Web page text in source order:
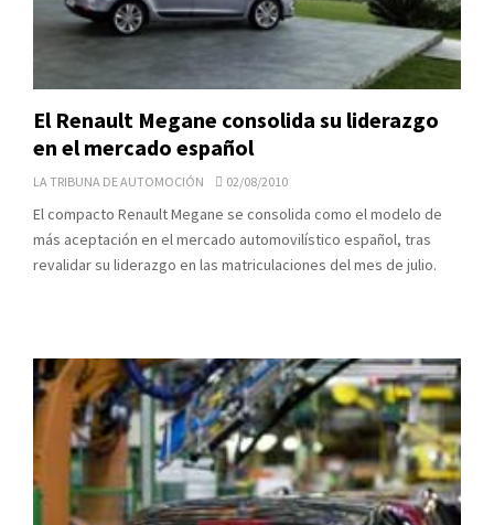
El Renault Megane consolida su liderazgo
en el mercado español
LA TRIBUNA DE AUTOMOCIÓN 02/08/2010
El compacto Renault Megane se consolida como el modelo de
más aceptación en el mercado automovilístico español, tras
revalidar su liderazgo en las matriculaciones del mes de julio.